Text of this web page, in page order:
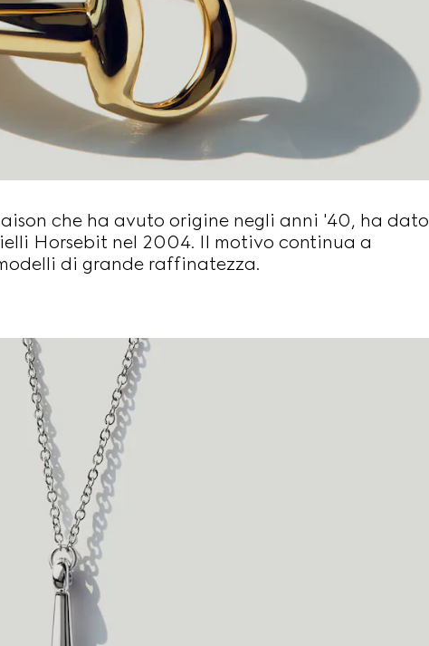
che ha avuto origine negli anni '40, ha dato
Horsebit nel 2004. Il motivo continua a
di grande raffinatezza.